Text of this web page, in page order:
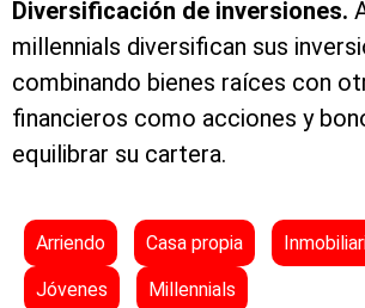
Diversificación de inversiones.
millennials diversifican sus
combinando bienes raíces con
financieros como acciones y
equilibrar su cartera.
Arriendo Casa propia
Jóvenes Millennials